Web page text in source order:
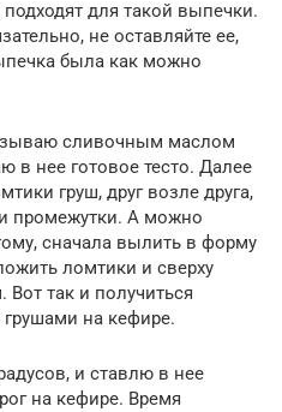
для такой выпечки.
не оставляйте ее,
была как можно
сливочным маслом
в нее готовое тесто. Далее
груш, друг возле друга,
промежутки. А можно
сначала вылить в форму
ломтики и сверху
так и получиться
на кефире.
и ставлю в нее
на кефире. Время